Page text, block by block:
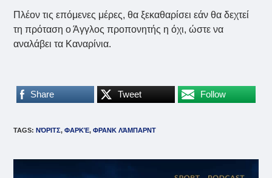
Πλέον τις επόμενες μέρες, θα ξεκαθαρίσει εάν θα δεχτεί
τη πρόταση ο Άγγλος προπονητής η όχι, ώστε να
αναλάβει τα Καναρίνια.
Share Tweet Follow
TAGS: ΝΌΡΙΤΣ, ΦΑΡΚΈ, ΦΡΑΝΚ ΛΆΜΠΑΡΝΤ